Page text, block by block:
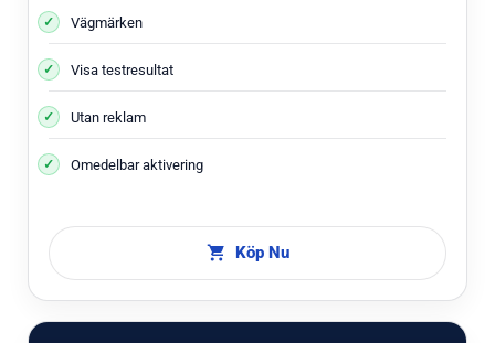
Vägmärken
Visa testresultat
Utan reklam
Omedelbar aktivering
Köp Nu